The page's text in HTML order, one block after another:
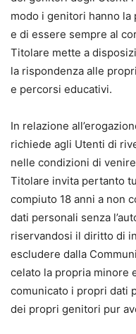
modo i genitori hanno
e di essere sempre al
Titolare mette a
la rispondenza alle
e percorsi educativi.
In relazione
richiede agli Utenti di
nelle condizioni di
Titolare invita pertanto
compiuto 18 anni a non
dati personali senza
riservandosi il diritto di
escludere dalla
celato la propria minore
comunicato i propri dati
dei propri genitori pur